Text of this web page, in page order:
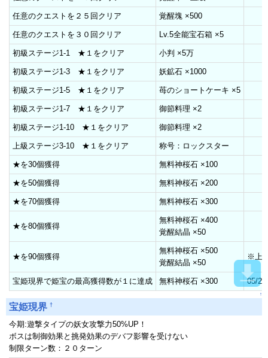
任意のクエストを２５回クリア 覚醒塊 ×500
任意のクエストを３０回クリア Lv.5全能宝石箱 ×5
初級ステージ1-1 ★１をクリア 小判 ×5万
初級ステージ1-3 ★１をクリア 妖鉱石 ×1000
初級ステージ1-5 ★１をクリア 苺のショートケーキ ×5
初級ステージ1-7 ★１をクリア 御節料理 ×2
初級ステージ1-10 ★１をクリア 御節料理 ×2
上級ステージ3-10 ★１をクリア 称号：ロックスター
★を30個獲得 無料神桜石 ×100
★を50個獲得 無料神桜石 ×200
★を70個獲得 無料神桜石 ×300
★を80個獲得
無料神桜石 ×400
覚醒結晶 ×50
★を90個獲得
無料神桜石 ×500
覚醒結晶 ×50
※上
宝姫現界で姫宝の最高獲得数が１に達成 無料神桜石 ×300 05/28
↑
宝姫現界 †
今期:遊撃タイプの妖女攻撃力50%UP！
ボスは制御効果と挑発効果のデバフ影響を受けない
制限ターン数：２０ターン